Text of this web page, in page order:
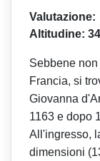
Valutazione:
Altitudine:
Sebbene
Francia, si
Giovanna
1163 e dopo
All'ingresso,
dimensioni